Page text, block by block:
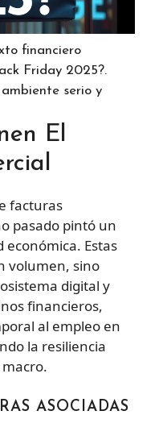
financiero
Friday 2025?.
serio y
El
facturas
pasado pintó un
Estas
volumen, sino
digital y
financieros,
al empleo en
la resiliencia
ASOCIADAS